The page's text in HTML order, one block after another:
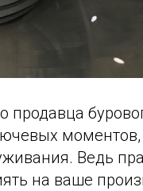
продавца
Ведь
на ваше